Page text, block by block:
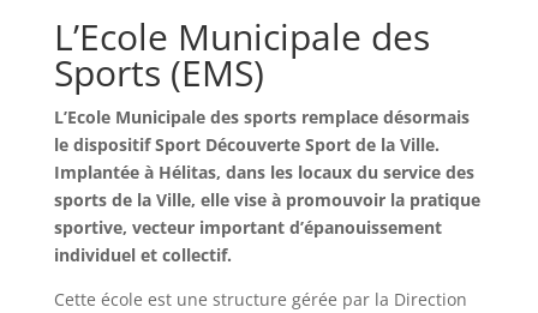
L’Ecole Municipale des
Sports (EMS)
L’Ecole Municipale des sports remplace désormais
le dispositif Sport Découverte Sport de la Ville.
Implantée à Hélitas, dans les locaux du service des
sports de la Ville, elle vise à promouvoir la pratique
sportive, vecteur important d’épanouissement
individuel et collectif.
Cette école est une structure gérée par la Direction